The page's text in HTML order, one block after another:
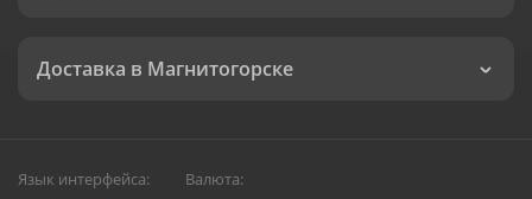
Доставка в Магнитогорске
Язык интерфейса: Валюта: